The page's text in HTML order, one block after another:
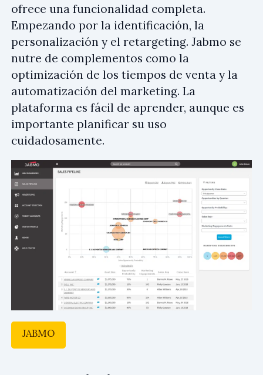
ofrece una funcionalidad completa.
Empezando por la identificación, la
personalización y el retargeting. Jabmo se
nutre de complementos como la
optimización de los tiempos de venta y la
automatización del marketing. La
plataforma es fácil de aprender, aunque es
importante planificar su uso
cuidadosamente.
JABMO